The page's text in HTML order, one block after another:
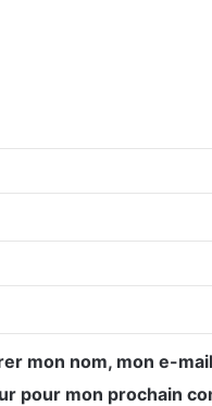
mon nom, mon e-
pour mon prochain